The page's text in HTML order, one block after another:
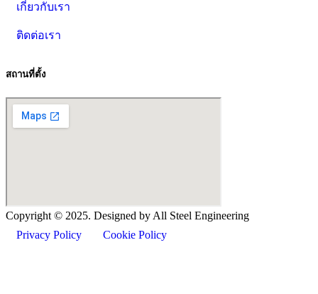
เกี่ยวกับเรา
ติดต่อเรา
สถานที่ตั้ง
Copyright © 2025. Designed by All Steel Engineering
Privacy Policy
Cookie Policy